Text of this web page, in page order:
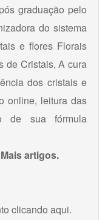
graduação pelo
do sistema
e flores Florais
de Cristais, A cura
dos cristais e
online, leitura das
de sua fórmula
Mais artigos.
clicando aqui.